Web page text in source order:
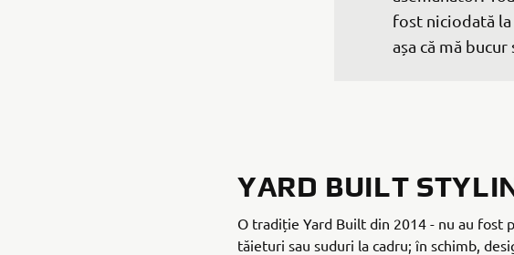
fost niciodată la
așa că mă bucur
YARD BUILT
O tradiție Yard Built din 2014 - nu au fost
tăieturi sau suduri la cadru; în schimb,